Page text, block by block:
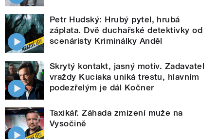
Petr Hudský: Hrubý pytel, hrubá
záplata. Dvě duchařské detektivky od
scenáristy Kriminálky Anděl
Skrytý kontakt, jasný motiv. Zadavatel
vraždy Kuciaka uniká trestu, hlavním
podezřelým je dál Kočner
Taxikář. Záhada zmizení muže na
Vysočině